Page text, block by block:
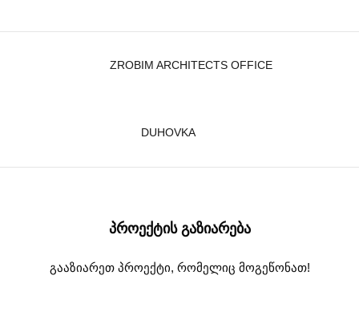
ZROBIM ARCHITECTS OFFICE
DUHOVKA
ᲞᲠᲝᲔᲥᲢᲘᲡ ᲒᲐᲖᲘᲐᲠᲔᲑᲐ
გააზიარეთ პროექტი, რომელიც მოგეწონათ!